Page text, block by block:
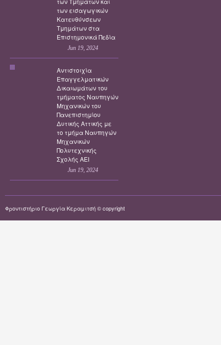
των εισαγωγικών
Κατευθύνσεων
Τμημάτων στα
Επιστημονικά Πεδία
Jun 19, 2024
Αντιστοιχία
Επαγγελματικών
Δικαιωμάτων του
τμήματος Ναυπηγών
Μηχανικών του
Πανεπιστημίου
Δυτικής Αττικής με
το τμήμα Ναυπηγών
Μηχανικών
Πολυτεχνικής
Σχολής ΑΕΙ
Jun 19, 2024
Φροντιστήριο Γεωργία Κεραμιτσή © copyright